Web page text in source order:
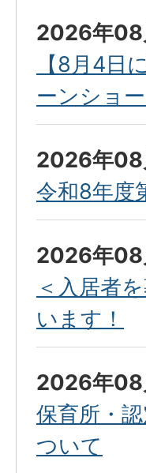
2026年08
【8月4日
ーンショ
2026年08
令和8年度
2026年08
＜入居者
います！
2026年08
保育所・
ついて